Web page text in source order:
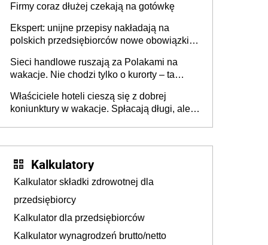
Firmy coraz dłużej czekają na gotówkę
Ekspert: unijne przepisy nakładają na
polskich przedsiębiorców nowe obowiązki w
Sieci handlowe ruszają za Polakami na
wakacje. Nie chodzi tylko o kurorty – ta
tam, gdzie wielu spędzi urlop po cichu
Właściciele hoteli cieszą się z dobrej
koniunktury w wakacje. Spłacają długi, ale
Kalkulatory
Kalkulator składki zdrowotnej dla
przedsiębiorcy
Kalkulator dla przedsiębiorców
Kalkulator wynagrodzeń brutto/netto